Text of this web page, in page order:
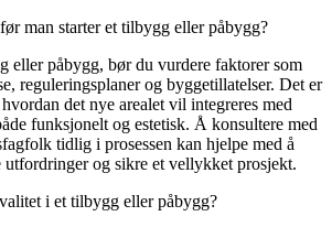
man starter et tilbygg eller påbygg?
eller påbygg, bør du vurdere faktorer som
reguleringsplaner og byggetillatelser. Det er
det nye arealet vil integreres med
funksjonelt og estetisk. Å konsultere med
tidlig i prosessen kan hjelpe med å
utfordringer og sikre et vellykket prosjekt.
i et tilbygg eller påbygg?